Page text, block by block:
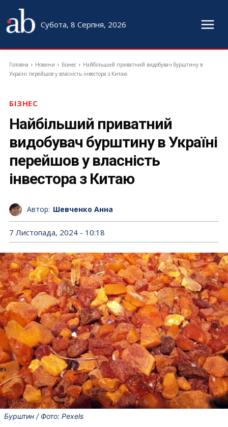
Субота, 8 Серпня, 2026
Головна Новини Бізнес
Найбільший приватний видобувач бурштину в
Україні перейшов у власність інвестора з Китаю
БІЗНЕС
Найбільший приватний
видобувач бурштину в Україні
перейшов у власність
інвестора з Китаю
Автор: Шевченко Анна
7 Листопада, 2024 - 10:18
Бурштин / Фото: Pexels